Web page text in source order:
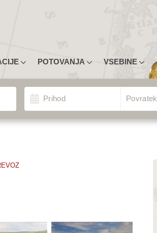
POTOVANJA
POTOVANJA
U3
VSEBINE
NASVETI ZA PRIJAVO
POTOPISNA PREDAVANJA
NOVICE
MORDA NISTE VEDELI …
Izberite Odhod/Povratek
Prihod Povratek